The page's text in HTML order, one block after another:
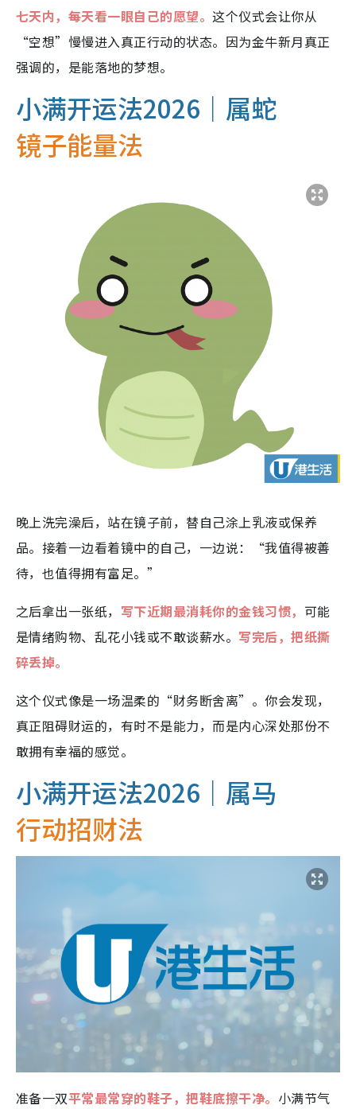
七天内，每天看一眼自己的愿望。这个仪式会让你从
“空想”慢慢进入真正行动的状态。因为金牛新月真正
强调的，是能落地的梦想。
小满开运法2026｜属蛇
镜子能量法
晚上洗完澡后，站在镜子前，替自己涂上乳液或保养
品。接着一边看着镜中的自己，一边说：“我值得被善
待，也值得拥有富足。”
之后拿出一张纸， 写下近期最消耗你的金钱习惯， 可能
是情绪购物、乱花小钱或不敢谈薪水。 写完后，把纸撕
碎丢掉。
这个仪式像是一场温柔的“财务断舍离”。你会发现，
真正阻碍财运的，有时不是能力，而是内心深处那份不
敢拥有幸福的感觉。
小满开运法2026｜属马
行动招财法
准备一双平常最常穿的鞋子，把鞋底擦干净。 小满节气